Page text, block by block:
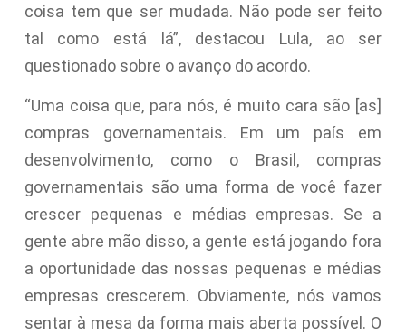
coisa tem que ser mudada. Não pode ser feito
tal como está lá”, destacou Lula, ao ser
questionado sobre o avanço do acordo.
“Uma coisa que, para nós, é muito cara são [as]
compras governamentais. Em um país em
desenvolvimento, como o Brasil, compras
governamentais são uma forma de você fazer
crescer pequenas e médias empresas. Se a
gente abre mão disso, a gente está jogando fora
a oportunidade das nossas pequenas e médias
empresas crescerem. Obviamente, nós vamos
sentar à mesa da forma mais aberta possível. O